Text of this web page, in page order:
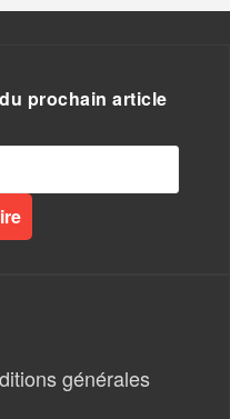
prochain article
générales